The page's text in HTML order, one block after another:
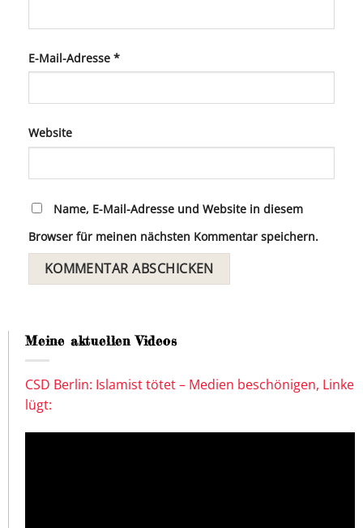
E-Mail-Adresse *
Website
Name, E-Mail-Adresse und Website in diesem
Browser für meinen nächsten Kommentar speichern.
Meine aktuellen Videos
CSD Berlin: Islamist tötet – Medien beschönigen, Linke
lügt: